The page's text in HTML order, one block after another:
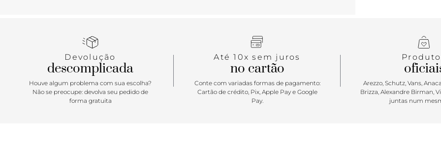
Devolução
descomplicada
Houve algum problema com sua escolha?
Não se preocupe: devolva seu pedido de
forma gratuita
Até 10x sem juros
no cartão
Conte com variadas formas de pagamento:
Cartão de crédito, Pix, Apple Pay e Google
Pay.
Arezzo, Schutz, Vans,
Brizza, Alexandre Birman,
juntas num